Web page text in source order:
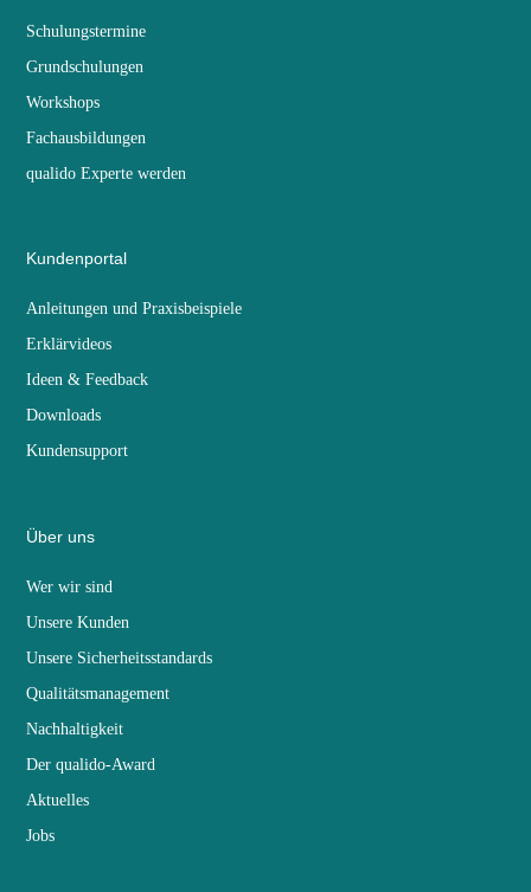
Schulungstermine
Grundschulungen
Workshops
Fachausbildungen
qualido Experte werden
Kundenportal
Anleitungen und Praxisbeispiele
Erklärvideos
Ideen & Feedback
Downloads
Kundensupport
Über uns
Wer wir sind
Unsere Kunden
Unsere Sicherheitsstandards
Qualitätsmanagement
Nachhaltigkeit
Der qualido-Award
Aktuelles
Jobs